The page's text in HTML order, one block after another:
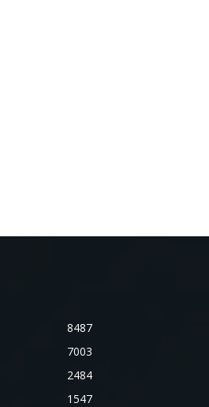
8487
7003
2484
1547